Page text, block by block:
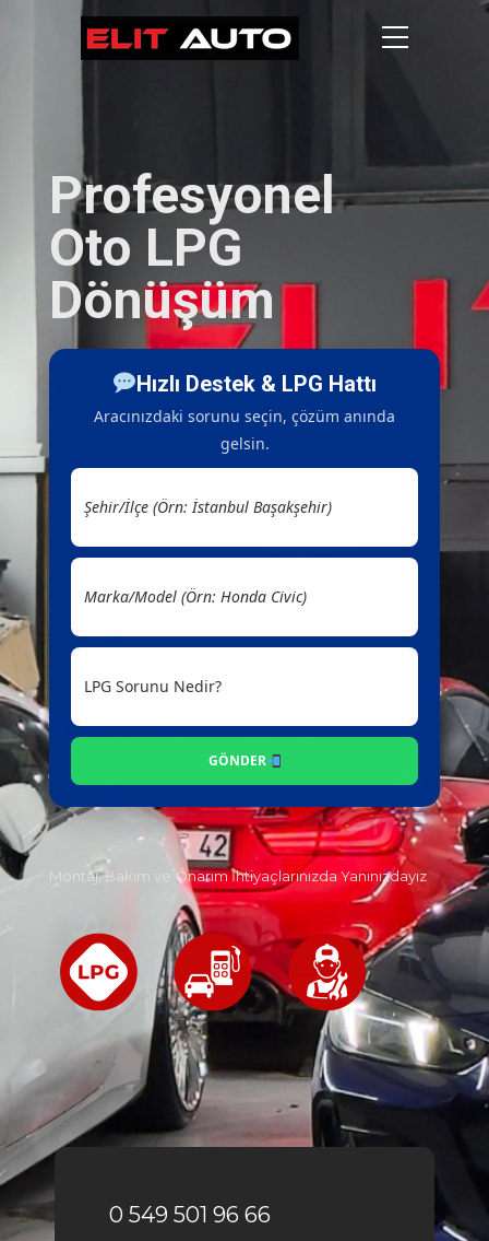
Profesyonel
Oto LPG
Dönüşüm
Hızlı Destek & LPG Hattı
Aracınızdaki sorunu seçin, çözüm anında
gelsin.
GÖNDER
Montaj, Bakım ve Onarım İhtiyaçlarınızda Yanınızdayız
0 549 501 96 66